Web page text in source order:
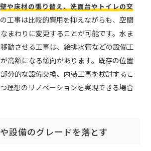
壁や床材の張り替え、洗面台やトイレの交
工事は比較的費用を抑えながらも、空間
まわりに変更することが可能です。水ま
動させる工事は、給排水管などの設備工
高額になる傾向があります。既存の位置
分的な設備交換、内装工事を検討するこ
理想のリノベーションを実現できる場合
設備のグレードを落とす